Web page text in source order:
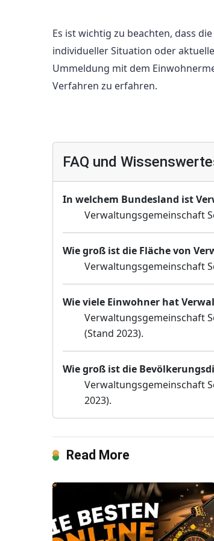
Es ist wichtig zu beachten, dass
individueller Situation oder
Ummeldung mit dem
Verfahren zu erfahren.
FAQ und
In welchem Bundesland ist
Verwaltungsgemeinschaft
Wie groß ist die Fläche von
Verwaltungsgemeinschaft
Wie viele Einwohner hat
Verwaltungsgemeinschaft
(Stand 2023).
Wie groß ist die
Verwaltungsgemeinschaft
2023).
Read More